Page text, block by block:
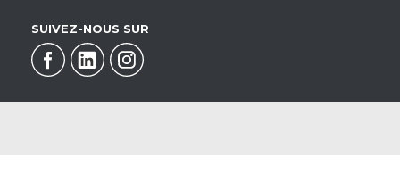
SUIVEZ-NOUS SUR